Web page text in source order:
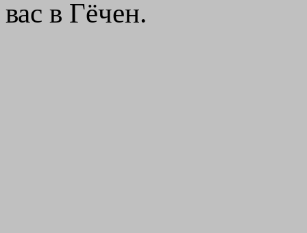
вас в Гёчен.